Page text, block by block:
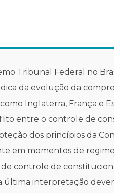
Tribunal Federal no
da evolução da
Inglaterra, França e
entre o controle de
dos princípios da
em momentos de
controle de
última interpretação